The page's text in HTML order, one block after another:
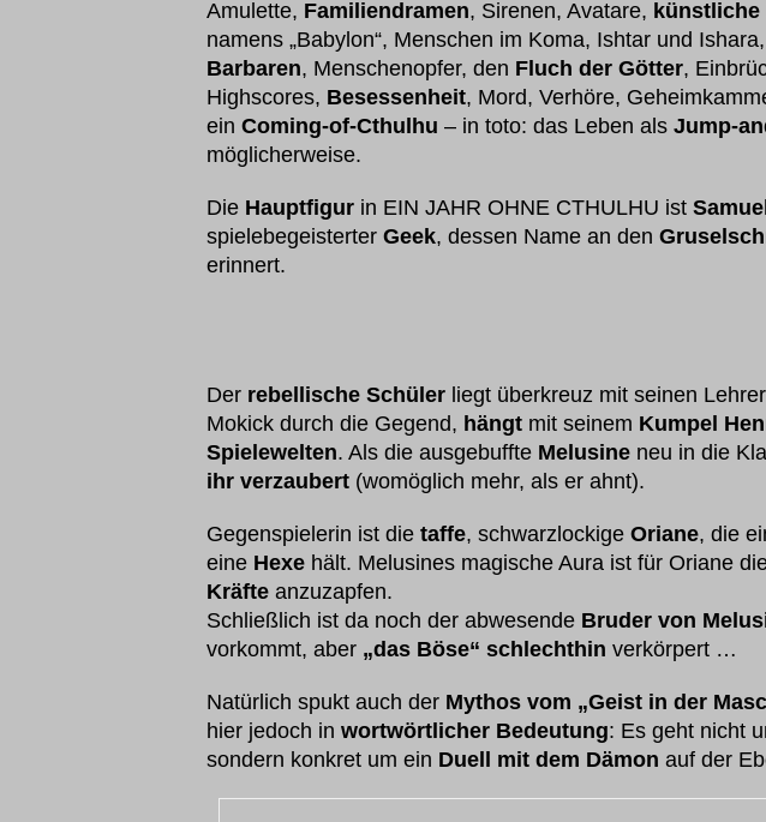
Amulette, Familiendramen, Sirenen, Avatare,
namens „Babylon“, Menschen im Koma, Ishtar und
Barbaren, Menschenopfer, den Fluch der Götter,
Highscores, Besessenheit, Mord, Verhöre,
ein Coming-of-Cthulhu – in toto: das Leben als Jump-
möglicherweise.
Die Hauptfigur in EIN JAHR OHNE CTHULHU ist
spielebegeisterter Geek, dessen Name an den
erinnert.
Der rebellische Schüler liegt überkreuz mit seinen
Mokick durch die Gegend, hängt mit seinem Kumpel
Spielewelten. Als die ausgebuffte Melusine neu in die
ihr verzaubert (womöglich mehr, als er ahnt).
Gegenspielerin ist die taffe, schwarzlockige Oriane, die
eine Hexe hält. Melusines magische Aura ist für Oriane
Kräfte anzuzapfen.
Schließlich ist da noch der abwesende Bruder von
vorkommt, aber „das Böse“ schlechthin verkörpert …
Natürlich spukt auch der Mythos vom „Geist in der
hier jedoch in wortwörtlicher Bedeutung: Es geht nicht
sondern konkret um ein Duell mit dem Dämon auf der